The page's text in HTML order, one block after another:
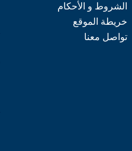
الشروط و الأحكام
خريطة الموقع
تواصل معنا